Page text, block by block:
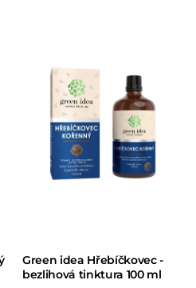
Green idea Hřebíčkovec -
bezlihová tinktura 100 ml